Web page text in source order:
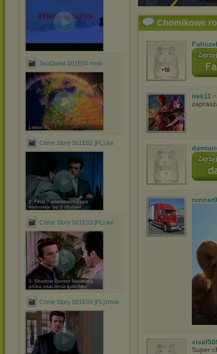
SeaQuest S01E04.rmvb
Lektor PL
Crime Story S01E02 [PL].avi
2. Final Transmission Luca
wydostaje się z obstawi ...
Crime Story S01E03 [PL].avi
3. Shadow Dancer Nieudana
próba osaczenia Luki zdo ...
Crime Story S01E04 [PL].rmvb
Chomikowe
irek11
Super